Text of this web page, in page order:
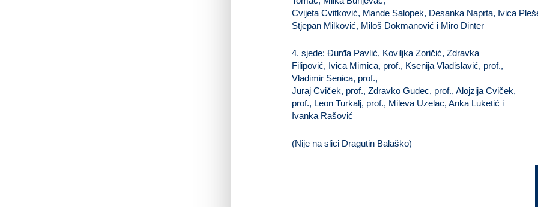
Cvijeta Cvitković, Mande Salopek, Desanka Naprta, Ivica
Stjepan Milković, Miloš Dokmanović i Miro Dinter
4. sjede: Đurđa Pavlić, Koviljka Zoričić, Zdravka
Filipović, Ivica Mimica, prof., Ksenija Vladislavić, prof.,
Vladimir Senica, prof.,
Juraj Cviček, prof., Zdravko Gudec, prof., Alojzija Cviček,
prof., Leon Turkalj, prof., Mileva Uzelac, Anka Luketić i
Ivanka Rašović
(Nije na slici Dragutin Balaško)